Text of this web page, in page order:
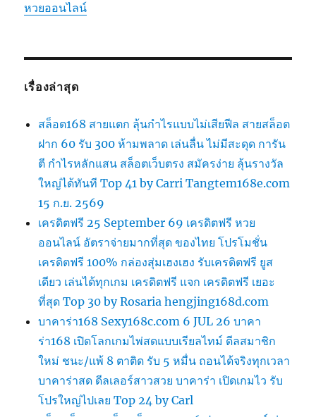
หวยออนไลน์
เรื่องล่าสุด
สล็อต168 สายแตก ลุ้นกำไรแบบไม่เสียฟีล สายสล็อต
ฝาก 60 รับ 300 ห้ามพลาด เล่นลื่น ไม่มีสะดุด การัน
ตี กำไรหลักแสน สล็อตเว็บตรง สมัครง่าย ลุ้นรางวัล
ใหญ่ได้ทันที Top 41 by Carri Tangtem168e.com
15 ก.ย. 2569
เครดิตฟรี 25 September 69 เครดิตฟรี หวย
ออนไลน์ อัตราจ่ายมากที่สุด ของไทย โปรโมชั่น
เครดิตฟรี 100% กล่องสุ่มเฮงเฮง รับเครดิตฟรี ยูส
เดียว เล่นได้ทุกเกม เครดิตฟรี แจก เครดิตฟรี เยอะ
ที่สุด Top 30 by Rosaria hengjing168d.com
บาคาร่า168 Sexy168c.com 6 JUL 26 บาคา
ร่า168 เปิดโลกเกมไพ่สดแบบเรียลไทม์ ดีลสมาชิก
ใหม่ ชนะ/แพ้ 8 ตาติด รับ 5 หมื่น ถอนได้จริงทุกเวลา
บาคาร่าสด ดีลเลอร์สาวสวย บาคาร่า เปิดเกมไว รับ
โปรใหญ่ไปเลย Top 24 by Carl